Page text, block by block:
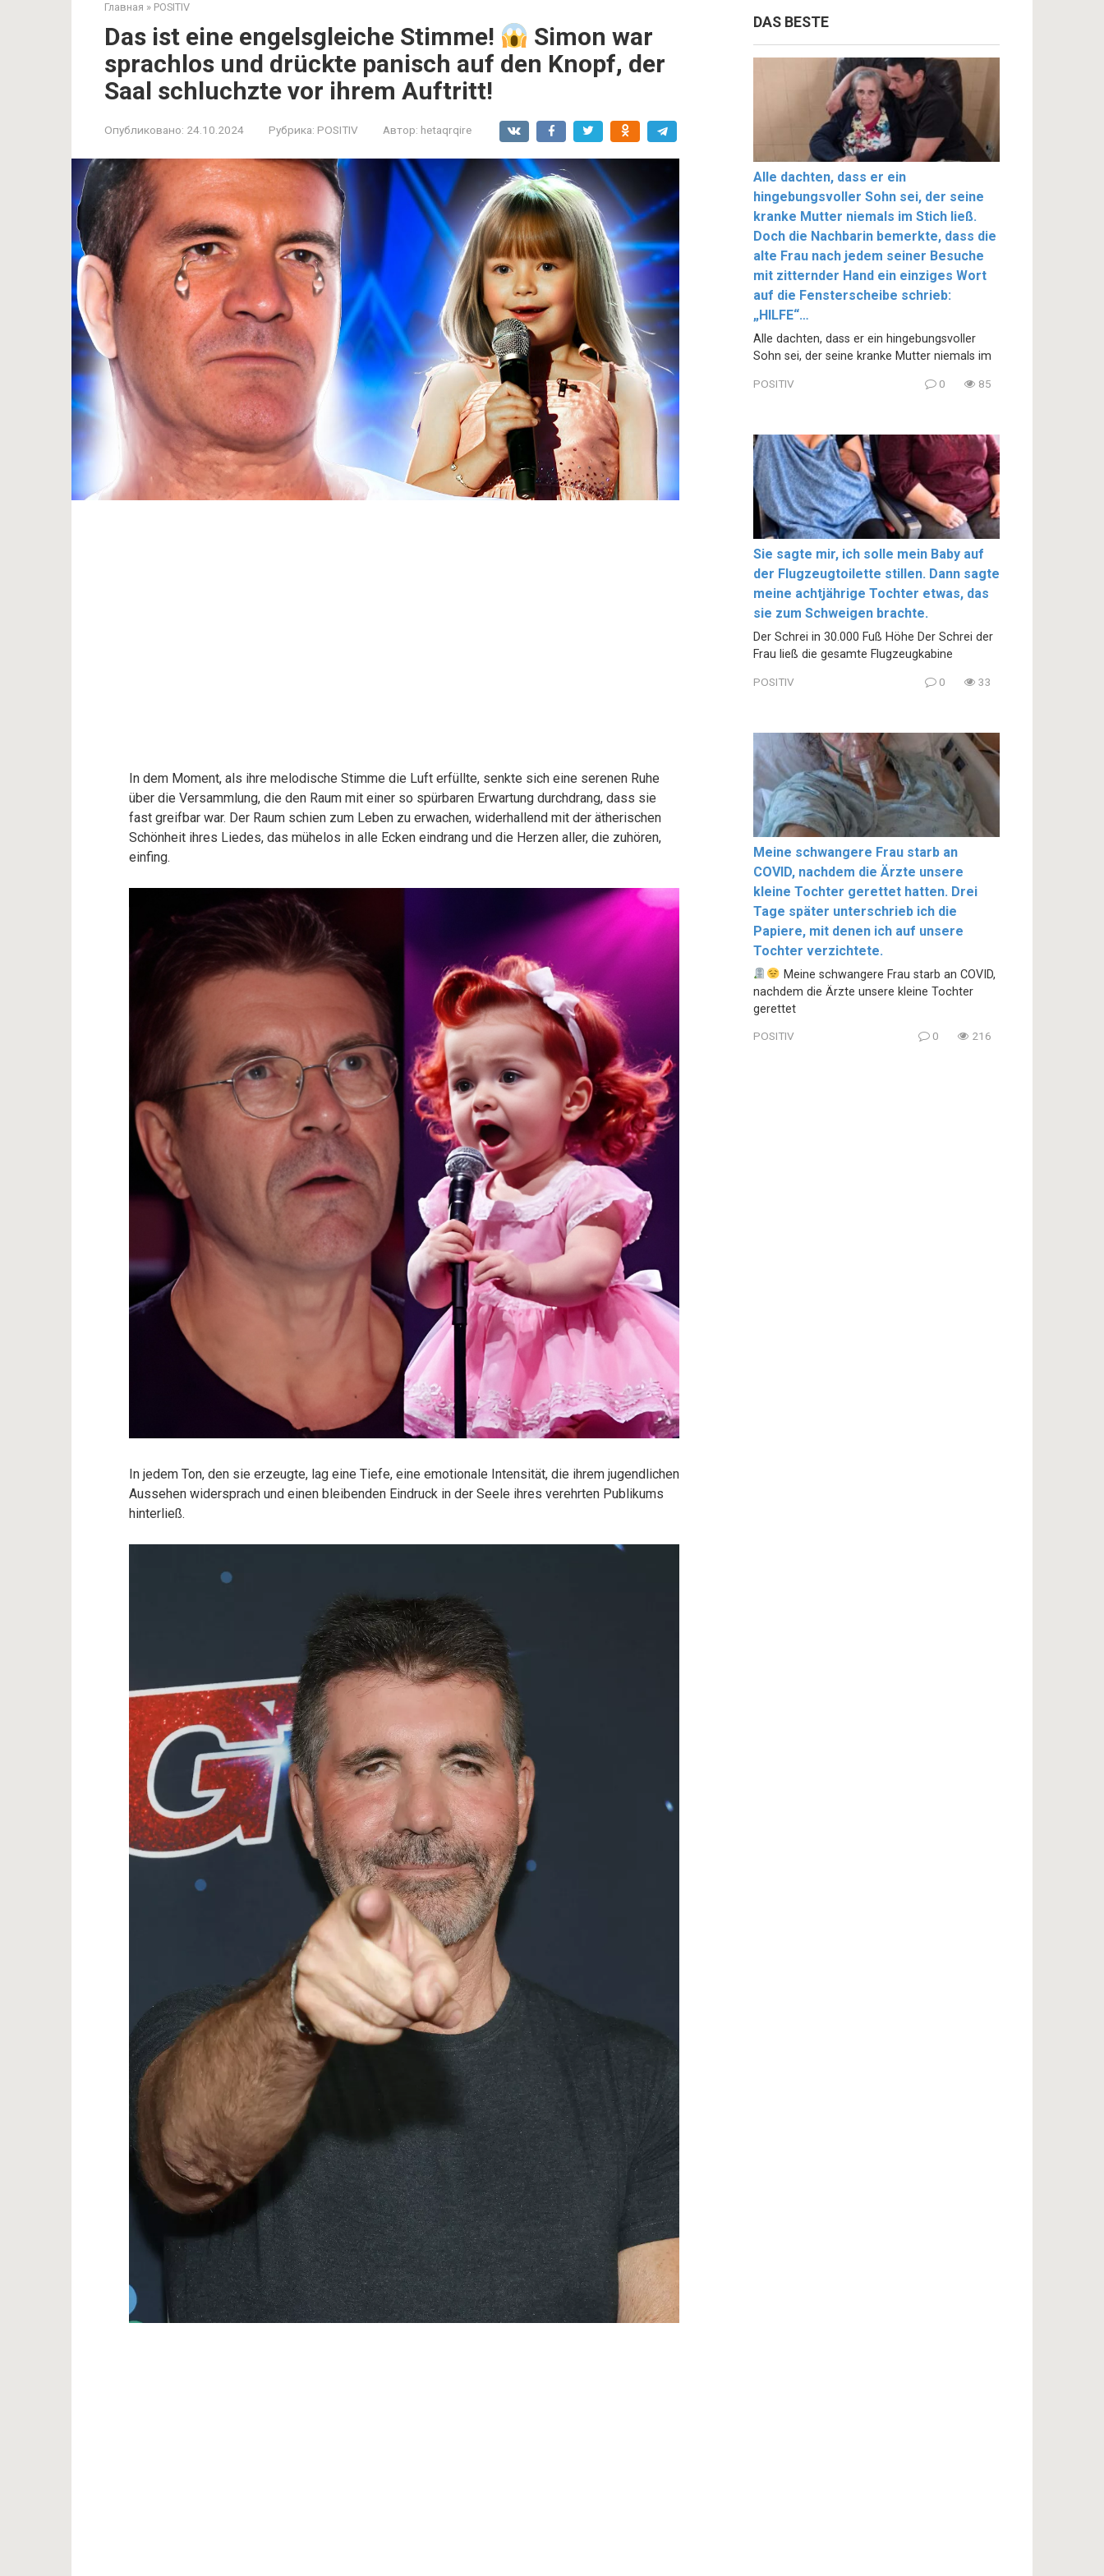
Главная » POSITIV
Das ist eine engelsgleiche Stimme!
Simon war
sprachlos und drückte panisch auf den Knopf, der
Saal schluchzte vor ihrem Auftritt!
Опубликовано: 24.10.2024 Рубрика: POSITIV Автор: hetaqrqire
In dem Moment, als ihre melodische Stimme die Luft erfüllte, senkte sich eine serenen Ruhe
über die Versammlung, die den Raum mit einer so spürbaren Erwartung durchdrang, dass sie
fast greifbar war. Der Raum schien zum Leben zu erwachen, widerhallend mit der ätherischen
Schönheit ihres Liedes, das mühelos in alle Ecken eindrang und die Herzen aller, die zuhören,
einfing.
In jedem Ton, den sie erzeugte, lag eine Tiefe, eine emotionale Intensität, die ihrem jugendlichen
Aussehen widersprach und einen bleibenden Eindruck in der Seele ihres verehrten Publikums
hinterließ.
DAS BESTE
Alle dachten, dass er ein
hingebungsvoller Sohn sei, der seine
kranke Mutter niemals im Stich ließ.
Doch die Nachbarin bemerkte, dass die
alte Frau nach jedem seiner Besuche
mit zitternder Hand ein einziges Wort
auf die Fensterscheibe schrieb:
„HILFE“…
Alle dachten, dass er ein hingebungsvoller
Sohn sei, der seine kranke Mutter niemals im
POSITIV 0 85
Sie sagte mir, ich solle mein Baby auf
der Flugzeugtoilette stillen. Dann sagte
meine achtjährige Tochter etwas, das
sie zum Schweigen brachte.
Der Schrei in 30.000 Fuß Höhe Der Schrei der
Frau ließ die gesamte Flugzeugkabine
POSITIV 0 33
Meine schwangere Frau starb an
COVID, nachdem die Ärzte unsere
kleine Tochter gerettet hatten. Drei
Tage später unterschrieb ich die
Papiere, mit denen ich auf unsere
Tochter verzichtete.
Meine schwangere Frau starb an COVID,
nachdem die Ärzte unsere kleine Tochter
gerettet
POSITIV 0 216